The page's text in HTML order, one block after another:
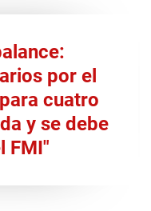
por el
cuatro
y se debe
FMI"